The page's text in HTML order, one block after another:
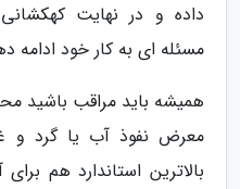
داده و در نهایت
مسئله ای به کار خود ادامه
همیشه باید مراقب باشید
معرض نفوذ آب یا گرد و
بالاترین استاندارد هم